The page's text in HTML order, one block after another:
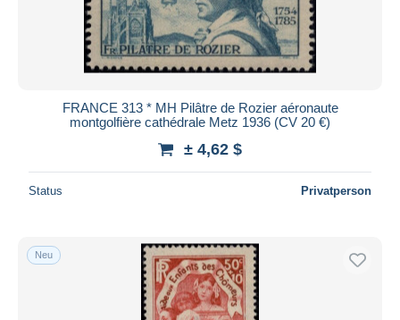
FRANCE 313 * MH Pilâtre de Rozier aéronaute
montgolfière cathédrale Metz 1936 (CV 20 €)
± 4,62 $
Status Privatperson
Neu